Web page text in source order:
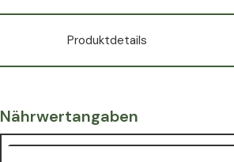
Produktdetails
Nährwertangaben